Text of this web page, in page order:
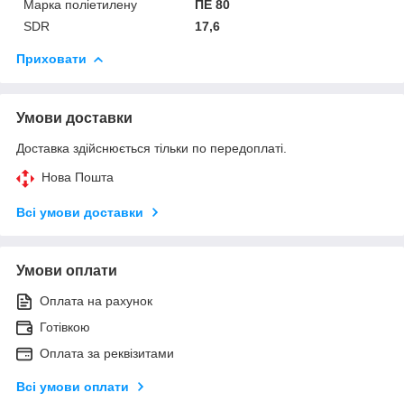
Марка поліетилену
ПЕ 80
SDR
17,6
Приховати
Умови доставки
Доставка здійснюється тільки по передоплаті.
Нова Пошта
Всі умови доставки
Умови оплати
Оплата на рахунок
Готівкою
Оплата за реквізитами
Всі умови оплати